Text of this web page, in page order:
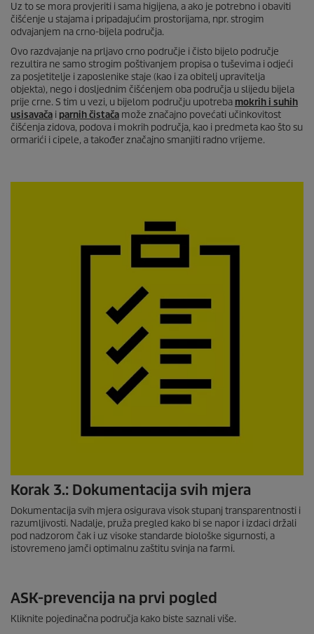
Uz to se mora provjeriti i sama higijena, a ako je potrebno i obaviti
čišćenje u stajama i pripadajućim prostorijama, npr. strogim
odvajanjem na crno-bijela područja.
Ovo razdvajanje na prljavo crno područje i čisto bijelo područje
rezultira ne samo strogim poštivanjem propisa o tuševima i odjeći
za posjetitelje i zaposlenike staje (kao i za obitelj upravitelja
objekta), nego i dosljednim čišćenjem oba područja u slijedu bijela
prije crne. S tim u vezi, u bijelom području upotreba mokrih i suhih
usisavača i parnih čistača može značajno povećati učinkovitost
čišćenja zidova, podova i mokrih područja, kao i predmeta kao što su
ormarići i cipele, a također značajno smanjiti radno vrijeme.
Korak 3.: Dokumentacija svih mjera
Dokumentacija svih mjera osigurava visok stupanj transparentnosti i
razumljivosti. Nadalje, pruža pregled kako bi se napor i izdaci držali
pod nadzorom čak i uz visoke standarde biološke sigurnosti, a
istovremeno jamči optimalnu zaštitu svinja na farmi.
ASK-prevencija na prvi pogled
Kliknite pojedinačna područja kako biste saznali više.